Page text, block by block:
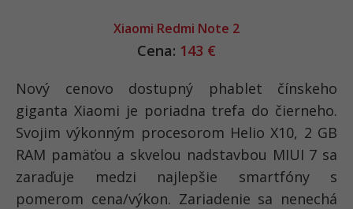
Xiaomi Redmi Note 2
Cena: 143 €
Nový cenovo dostupný phablet čínskeho
giganta Xiaomi je poriadna trefa do čierneho.
Svojim výkonným procesorom Helio X10, 2 GB
RAM pamäťou a skvelou nadstavbou MIUI 7 sa
zaraďuje medzi najlepšie smartfóny s
pomerom cena/výkon. Zariadenie sa nenechá